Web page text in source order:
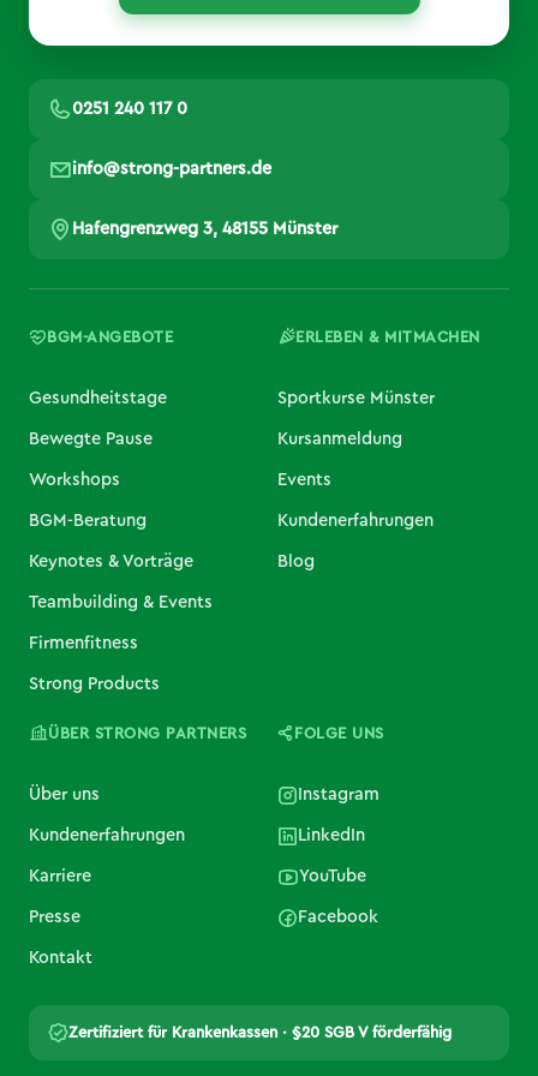
0251 240 117 0
info@strong-partners.de
Hafengrenzweg 3, 48155 Münster
BGM-ANGEBOTE
Gesundheitstage
Bewegte Pause
Workshops
BGM-Beratung
Keynotes & Vorträge
Teambuilding & Events
Firmenfitness
Strong Products
ERLEBEN & MITMACHEN
Sportkurse Münster
Kursanmeldung
Events
Kundenerfahrungen
Blog
ÜBER STRONG PARTNERS
Über uns
Kundenerfahrungen
Karriere
Presse
Kontakt
FOLGE UNS
Instagram
LinkedIn
YouTube
Facebook
Zertifiziert für Krankenkassen · §20 SGB V förderfähig